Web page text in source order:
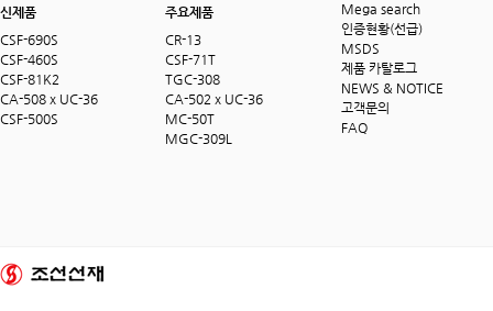
신제품
CSF-690S
CSF-460S
CSF-81K2
CA-508 x UC-36
CSF-500S
주요제품
CR-13
CSF-71T
TGC-308
CA-502 x UC-36
MC-50T
MGC-309L
Mega search
인증현황(선급)
MSDS
제품 카탈로그
NEWS & NOTICE
고객문의
FAQ